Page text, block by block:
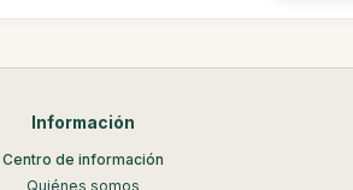
Información
Centro de información
Quiénes somos